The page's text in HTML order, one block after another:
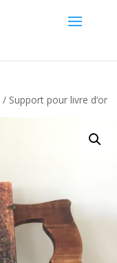
/ Support pour livre d’or